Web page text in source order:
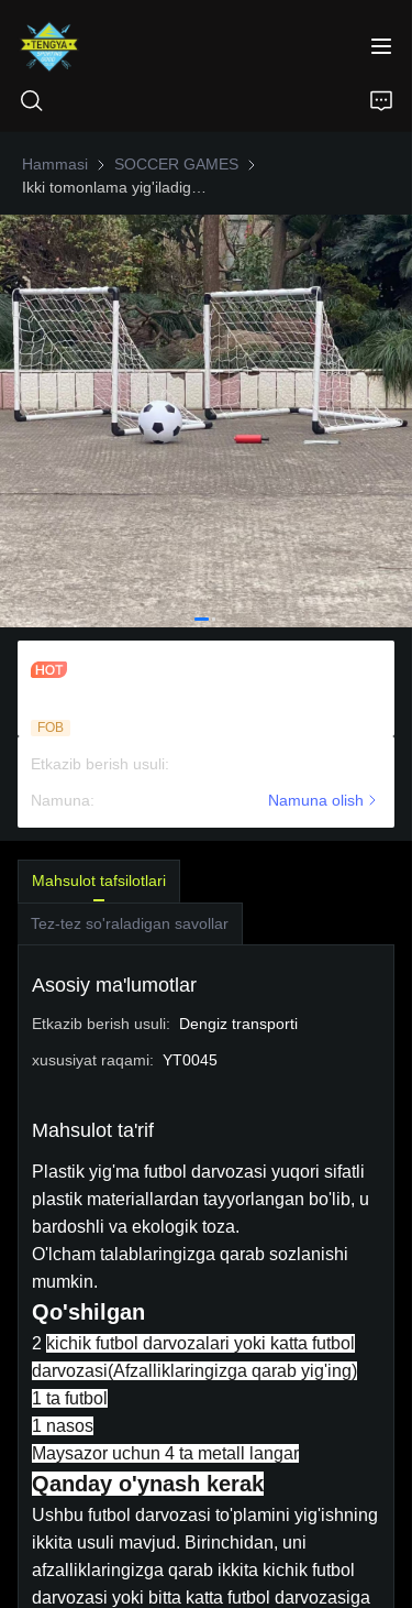
Hammasi SOCCER GAMES SOCCER GAMES
FOB
Etkazib berish usuli:
Namuna: Namuna olish
Mahsulot tafsilotlari
Tez-tez so'raladigan savollar
Asosiy ma'lumotlar
Etkazib berish usuli: Dengiz transporti
xususiyat raqami: YT0045
Mahsulot ta'rif
Plastik yig'ma futbol darvozasi yuqori sifatli
plastik materiallardan tayyorlangan bo'lib, u
bardoshli va ekologik toza.
O'lcham talablaringizga qarab sozlanishi
mumkin.
Qo'shilgan
2 kichik futbol darvozalari yoki katta futbol
darvozasi(Afzalliklaringizga qarab yig'ing)
1 ta futbol
1 nasos
Maysazor uchun 4 ta metall langar
Qanday o'ynash kerak
Ushbu futbol darvozasi to'plamini yig'ishning
ikkita usuli mavjud. Birinchidan, uni
afzalliklaringizga qarab ikkita kichik futbol
darvozasi yoki bitta katta futbol darvozasiga
BOSH SAHIFA
MAHSULOTLAR
BIZ HAQIMIZDA
ЯНГИЛИКЛАР
ALOQA